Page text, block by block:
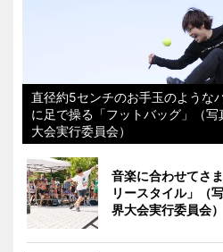
直径約5センチのお手玉のような
に足で操る「フットバッグ」（
大会実行委員会）
音楽に合わせてさ
リースタイル」（
界大会実行委員会）